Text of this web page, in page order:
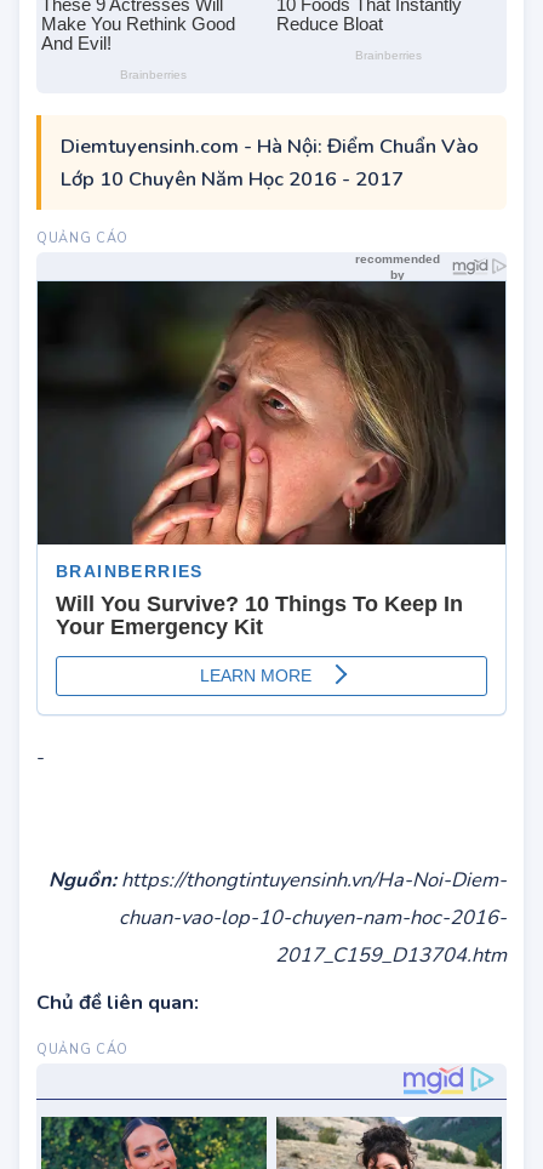
Diemtuyensinh.com - Hà Nội: Điểm Chuẩn Vào
Lớp 10 Chuyên Năm Học 2016 - 2017
-
Nguồn:https://thongtintuyensinh.vn/Ha-Noi-Diem-
chuan-vao-lop-10-chuyen-nam-hoc-2016-
2017_C159_D13704.htm
Chủ đề liên quan: